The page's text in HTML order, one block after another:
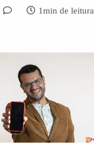
1min de leitura